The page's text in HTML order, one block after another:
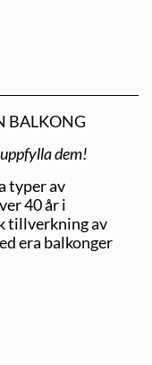
BALKONG
dem!
typer av
40 år i
tillverkning av
era balkonger